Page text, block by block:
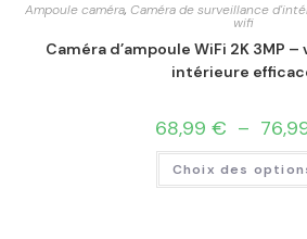
Ampoule caméra, Caméra de surveillance
wifi
Caméra d’ampoule WiFi 2K 3MP
intérieure
68,99 € –
Choix des